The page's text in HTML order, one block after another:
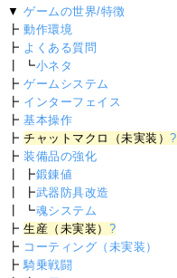
▼ゲームの世界/特徴
┣動作環境
┣ よくある質問
┃ ┗小ネタ
┣ゲームシステム
┣ インターフェイス
┣基本操作
┣チャットマクロ（未実装）?
┣装備品の強化
┃ ┣鍛錬値
┃ ┣武器防具改造
┃ ┗魂システム
┣生産（未実装） ?
┣ コーティング（未実装）
┣騎乗戦闘